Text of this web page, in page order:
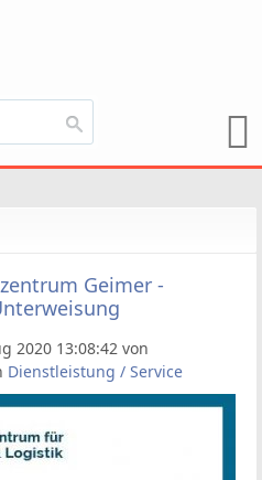
Geimer -
2020 13:08:42 von
Dienstleistung / Service